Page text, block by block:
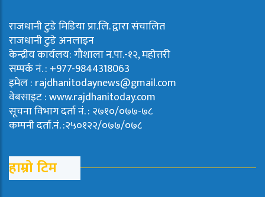
राजधानी टुडे मिडिया प्रा.लि. द्वारा संचालित
राजधानी टुडे अनलाइन
केन्द्रीय कार्यलय: गौशाला न.पा.-१२, महोत्तरी
सम्पर्क नं. : +977-9844318063
इमेल : rajdhanitodaynews@gmail.com
वेबसाइट : www.rajdhanitoday.com
सूचना विभाग दर्ता नं. : २७१०/०७७-७८
कम्पनी दर्ता.नं. :२५०१२२/०७७/०७८
हाम्रो टिम